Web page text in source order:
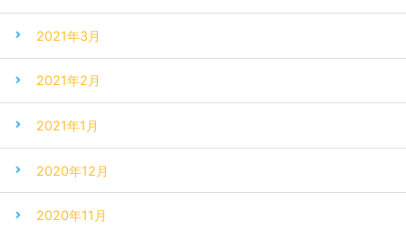
2021年3月
2021年2月
2021年1月
2020年12月
2020年11月